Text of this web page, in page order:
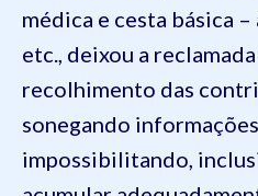
médica e cesta básica
etc., deixou a
recolhimento das
sonegando
impossibilitando,